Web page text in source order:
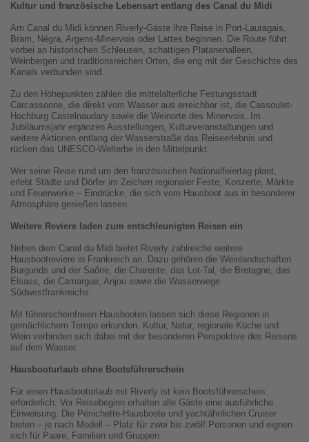
Kultur und französische Lebensart entlang des Canal du Midi
Am Canal du Midi können Riverly-Gäste ihre Reise in Port-Lauragais,
Bram, Négra, Argens-Minervois oder Lattes beginnen. Die Route führt
vorbei an historischen Schleusen, schattigen Platanenalleen,
Weinbergen und traditionsreichen Orten, die eng mit der Geschichte des
Kanals verbunden sind.
Zu den Höhepunkten zählen die mittelalterliche Festungsstadt
Carcassonne, die direkt vom Wasser aus erreichbar ist, die Cassoulet-
Hochburg Castelnaudary sowie die Weinorte des Minervois. Im
Jubiläumsjahr ergänzen Ausstellungen, Kulturveranstaltungen und
weitere Aktionen entlang der Wasserstraße das Reiseerlebnis und
rücken das UNESCO-Welterbe in den Mittelpunkt.
Wer seine Reise rund um den französischen Nationalfeiertag plant,
erlebt Städte und Dörfer im Zeichen regionaler Feste, Konzerte, Märkte
und Feuerwerke – Eindrücke, die sich vom Hausboot aus in besonderer
Atmosphäre genießen lassen.
Weitere Reviere laden zum entschleunigten Reisen ein
Neben dem Canal du Midi bietet Riverly zahlreiche weitere
Hausbootreviere in Frankreich an. Dazu gehören die Weinlandschaften
Burgunds und der Saône, die Charente, das Lot-Tal, die Bretagne, das
Elsass, die Camargue, Anjou sowie die Wasserwege
Südwestfrankreichs.
Mit führerscheinfreien Hausbooten lassen sich diese Regionen in
gemächlichem Tempo erkunden. Kultur, Natur, regionale Küche und
Wein verbinden sich dabei mit der besonderen Perspektive des Reisens
auf dem Wasser.
Hausbooturlaub ohne Bootsführerschein
Für einen Hausbooturlaub mit Riverly ist kein Bootsführerschein
erforderlich. Vor Reisebeginn erhalten alle Gäste eine ausführliche
Einweisung. Die Pénichette-Hausboote und yachtähnlichen Cruiser
bieten – je nach Modell – Platz für zwei bis zwölf Personen und eignen
sich für Paare, Familien und Gruppen.